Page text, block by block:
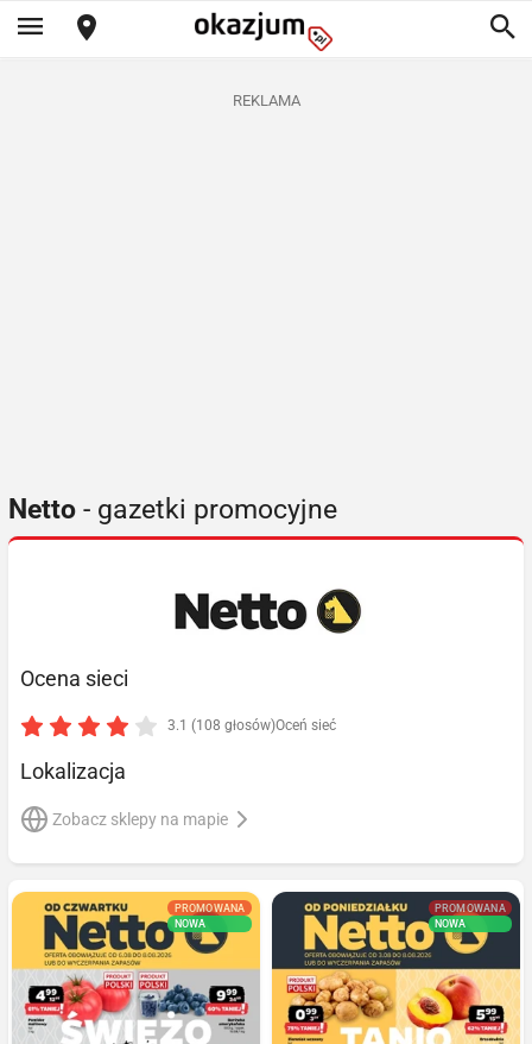
REKLAMA
Netto - gazetki promocyjne
Ocena sieci
3.1 (108 głosów)Oceń sieć
Lokalizacja
Zobacz sklepy na mapie
PROMOWANA
NOWA
PROMOWANA
NOWA